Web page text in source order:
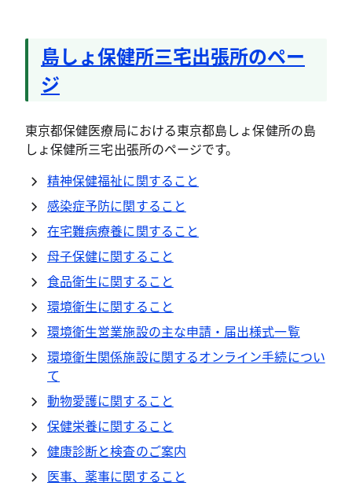
島しょ保健所三宅出張所のペー
ジ
東京都保健医療局における東京都島しょ保健所の島
しょ保健所三宅出張所のページです。
精神保健福祉に関すること
感染症予防に関すること
在宅難病療養に関すること
母子保健に関すること
食品衛生に関すること
環境衛生に関すること
環境衛生営業施設の主な申請・届出様式一覧
環境衛生関係施設に関するオンライン手続につい
て
動物愛護に関すること
保健栄養に関すること
健康診断と検査のご案内
医事、薬事に関すること